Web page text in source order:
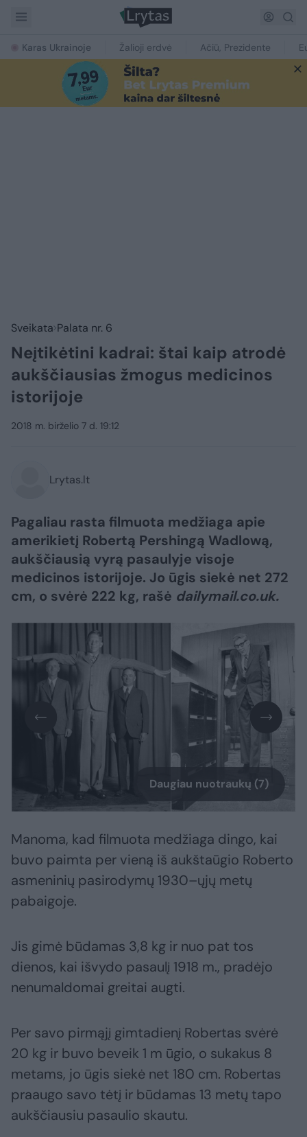
Karas Ukrainoje Žalioji erdvė Ačiū, Prezidente
Sveikata Palata nr. 6
Neįtikėtini kadrai: štai kaip atrodė
aukščiausias žmogus medicinos
istorijoje
2018 m. birželio 7 d. 19:12
Lrytas.lt
Pagaliau rasta filmuota medžiaga apie
amerikietį Robertą Pershingą Wadlową,
aukščiausią vyrą pasaulyje visoje
medicinos istorijoje. Jo ūgis siekė net 272
cm, o svėrė 222 kg, rašė dailymail.co.uk.
Daugiau nuotraukų (7)
Manoma, kad filmuota medžiaga dingo, kai
buvo paimta per vieną iš aukštaūgio Roberto
asmeninių pasirodymų 1930–ųjų metų
pabaigoje.
Jis gimė būdamas 3,8 kg ir nuo pat tos
dienos, kai išvydo pasaulį 1918 m., pradėjo
nenumaldomai greitai augti.
Per savo pirmąjį gimtadienį Robertas svėrė
20 kg ir buvo beveik 1 m ūgio, o sukakus 8
metams, jo ūgis siekė net 180 cm. Robertas
praaugo savo tėtį ir būdamas 13 metų tapo
aukščiausiu pasaulio skautu.